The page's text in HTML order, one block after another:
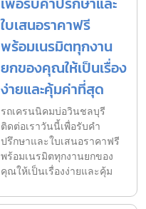
ใบเสนอราคาฟรี
พร้อมเนรมิตทุกงาน
ยกของคุณให้เป็นเรื่อง
ง่ายและคุ้มค่าที่สุด
รถเครนนิคมบ่อวินชลบุรี
ติดต่อเราวันนี้เพื่อรับคำ
ปรึกษาและใบเสนอราคาฟรี
พร้อมเนรมิตทุกงานยกของ
คุณให้เป็นเรื่องง่ายและคุ้ม